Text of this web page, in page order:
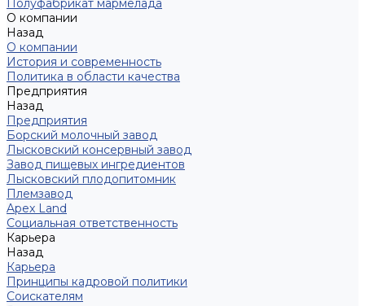
Полуфабрикат мармелада
О компании
Назад
О компании
История и современность
Политика в области качества
Предприятия
Назад
Предприятия
Борский молочный завод
Лысковский консервный завод
Завод пищевых ингредиентов
Лысковский плодопитомник
Племзавод
Apex Land
Социальная ответственность
Карьера
Назад
Карьера
Принципы кадровой политики
Соискателям